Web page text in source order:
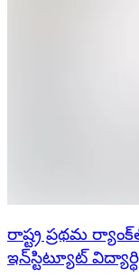
రాష్ట్ర ప్రథమ
ఇన్‌స్టిట్యూట్